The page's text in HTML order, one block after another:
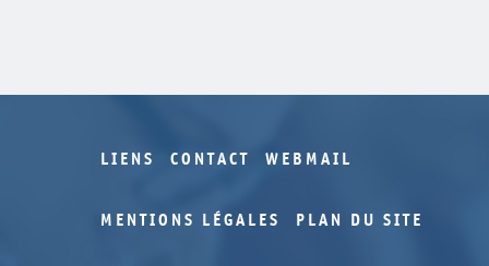
LIENS CONTACT WEBMAIL
MENTIONS LÉGALES PLAN DU SITE